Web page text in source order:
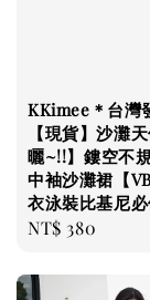
KKimee＊台灣
【現貨】沙灘
曬~!!】鏤空不
中袖沙灘裙【
衣泳裝比基尼
Regular
NT$ 380